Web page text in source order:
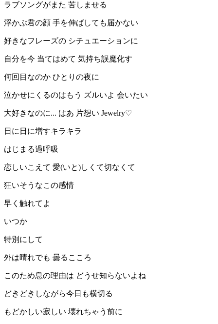
ラブソングがまた 苦しませる
浮かぶ君の顔 手を伸ばしても届かない
好きなフレーズの シチュエーションに
自分を今 当てはめて 気持ち誤魔化す
何回目なのか ひとりの夜に
泣かせにくるのはもう ズルいよ 会いたい
大好きなのに... はあ 片想い Jewelry♡
日に日に増すキラキラ
はじまる過呼吸
恋しいこえて 愛(いと)しくて切なくて
狂いそうなこの感情
早く触れてよ
いつか
特別にして
外は晴れでも 曇るこころ
このため息の理由は どうせ知らないよね
どきどきしながら今日も横切る
もどかしい寂しい 壊れちゃう前に